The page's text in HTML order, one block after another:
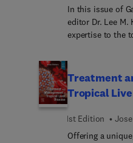
diagnosis, and
In this issue of
editor Dr. Lee M.
expertise to the
world’s
overweight and
underweight. In
strategies for
medical
Treatment
Tropical
1st Edition
Offering a